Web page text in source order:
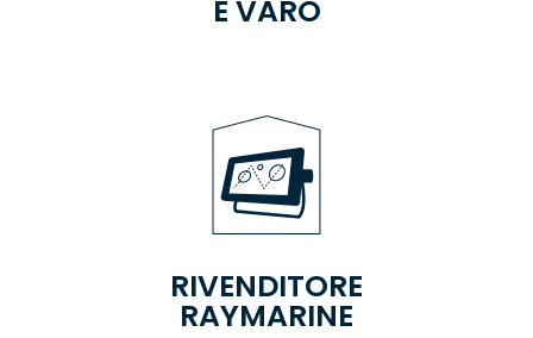
E VARO
RIVENDITORE
RAYMARINE